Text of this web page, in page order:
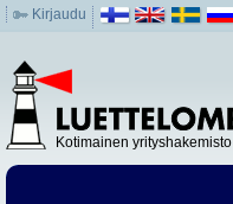
Kirjaudu
Kotimainen yrityshakemisto